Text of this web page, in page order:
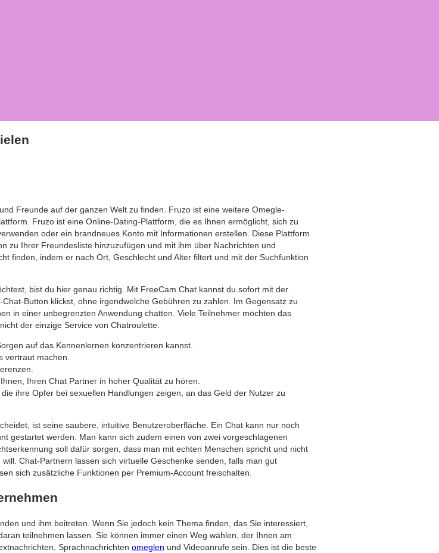
Freunde auf der ganzen Welt zu finden. Fruzo ist eine weitere Omegle-
Fruzo ist eine Online-Dating-Plattform, die es Ihnen ermöglicht, sich zu
oder ein brandneues Konto mit Informationen erstellen. Diese Plattform
zu Ihrer Freundesliste hinzuzufügen und mit ihm über Nachrichten und
finden, indem er nach Ort, Geschlecht und Alter filtert und mit der Suchfunktion
bist du hier genau richtig. Mit FreeCam.Chat kannst du sofort mit der
Button klickst, ohne irgendwelche Gebühren zu zahlen. Im Gegensatz zu
in einer unbegrenzten Anwendung chatten. Viele Teilnehmer möchten das
der einzige Service von Chatroulette.
auf das Kennenlernen konzentrieren kannst.
vertraut machen.
Ihren Chat Partner in hoher Qualität zu hören.
ihre Opfer bei sexuellen Handlungen zeigen, an das Geld der Nutzer zu
ist seine saubere, intuitive Benutzeroberfläche. Ein Chat kann nur noch
gestartet werden. Man kann sich zudem einen von zwei vorgeschlagenen
soll dafür sorgen, dass man mit echten Menschen spricht und nicht
Chat-Partnern lassen sich virtuelle Geschenke senden, falls man gut
sich zusätzliche Funktionen per Premium-Account freischalten.
und ihm beitreten. Wenn Sie jedoch kein Thema finden, das Sie interessiert,
teilnehmen lassen. Sie können immer einen Weg wählen, der Ihnen am
Sprachnachrichten omeglen und Videoanrufe sein. Dies ist die beste